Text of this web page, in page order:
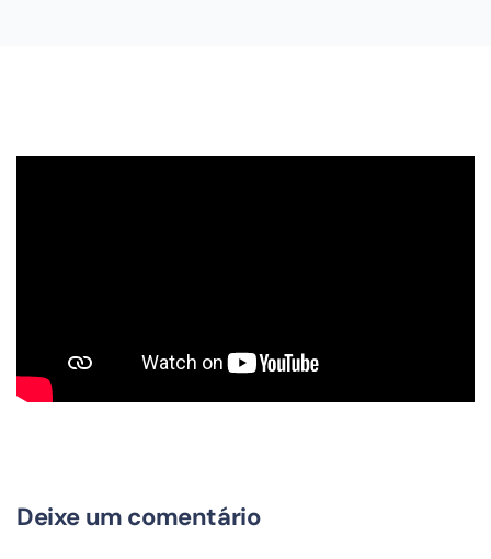
Deixe um comentário